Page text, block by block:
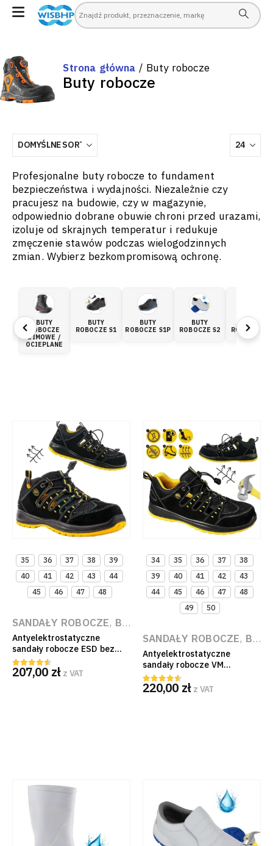
Strona główna / Buty robocze
Buty robocze
Profesjonalne buty robocze to fundament
bezpieczeństwa i wydajności. Niezależnie czy
pracujesz na budowie, czy w magazynie,
odpowiednio dobrane obuwie chroni przed urazami,
izoluje od skrajnych temperatur i redukuje
zmęczenie stawów podczas wielogodzinnych
zmian. Wybierz bezkompromisową ochronę.
BUTY
ROBOCZE
ZIMOWE /
OCIEPLANE
BUTY
ROBOCZE S1
BUTY
ROBOCZE S1P
BUTY
ROBOCZE S2
BUTY
ROBOCZE S3
35 36 37 38
39
40
41 42 43
44
45
46 47 48
SANDAŁY ROBOCZE, BUTY PO PRACY
Antyelektrostatyczne
sandały robocze ESD bez
podnoska Memphis O1 SRA
FO Non-Metallic
4.50out of 5
207,00 zł z VAT
34 35 36 37
38
39
40 41 42
43
44
45 46 47
48
49
50
SANDAŁY ROBOCZE, BUTY ROBOCZE
Antyelektrostatyczne
sandały robocze VM
Footwear K 2115 S1 ESD
SRA z kompozytowym
podnoskiem
4.50out of 5
220,00 zł z VAT